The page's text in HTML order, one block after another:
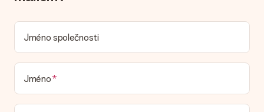
komu za toto krásné překvapení poděkovat.
Je můj dárek zabalený?
V současné době nemáme (ještě) službu dárkového balení,
která by zabalila váš dárek. Dárky dodáváme ve slavnostním
balení. To znamená, že váš dar je připraven být doručen nebo
Jméno společnosti
Jméno